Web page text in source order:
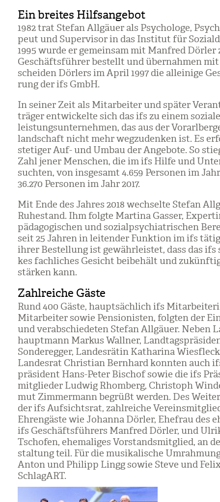
Ein breites Hilfsangebot
1982 trat Ste­fan All­gäuer als Psy­cho­loge,
peut und Super­vi­sor in das Insti­tut für
1995 wurde er gemein­sam mit Man­fred Dör­ler
Geschäfts­füh­rer bestellt und über­nah­men
schei­den Dör­lers im April 1997 die allei­nige
rung der ifs GmbH.
In sei­ner Zeit als Mit­ar­bei­ter und spä­ter
trä­ger ent­wi­ckelte sich das ifs zu einem
leis­tungs­un­ter­neh­men, das aus der
land­schaft nicht mehr weg­zu­den­ken ist. Es
ste­ti­ger Auf- und Umbau der Ange­bote. So
Zahl jener Men­schen, die im ifs Hilfe und
such­ten, von ins­ge­samt 4.659 Per­so­nen im
36.270 Per­so­nen im Jahr 2017.
Mit Ende des Jah­res 2018 wech­selte Ste­fan
Ruhe­stand. Ihm folgte Mar­tina Gas­ser,
päd­ago­gi­schen und sozi­al­psych­ia­tri­schen
seit 25 Jah­ren in lei­ten­der Funk­tion im ifs
ihrer Bestel­lung ist gewähr­leis­tet, dass das
kes fach­li­ches Gesicht bei­be­hält und
stär­ken kann.
Zahlreiche Gäste
Rund 400 Gäste, haupt­säch­lich ifs
Mit­ar­bei­ter sowie Pen­sio­nis­ten, folg­ten der
und ver­ab­schie­de­ten Ste­fan All­gäuer. Neben
haupt­mann Mar­kus Wall­ner,
Son­de­reg­ger, Lan­des­rä­tin Katha­rina
Lan­des­rat Chris­tian Bern­hard konn­ten auch
prä­si­dent Hans-Peter Bischof sowie die ifs
mit­glie­der Lud­wig Rhom­berg, Chris­toph
mut Zim­mer­mann begrüßt wer­den. Des
der ifs Auf­sichts­rat, zahl­rei­che
Ehren­gäste wie Johanna Dör­ler, Ehe­frau des
ifs Geschäfts­füh­rers Man­fred Dör­ler, und
Tschofen, ehe­ma­li­ges Vor­stands­mit­glied, an
stal­tung teil. Für die musi­ka­li­sche
Anton und Phil­ipp Lingg sowie Steve und
Schlag­ART.